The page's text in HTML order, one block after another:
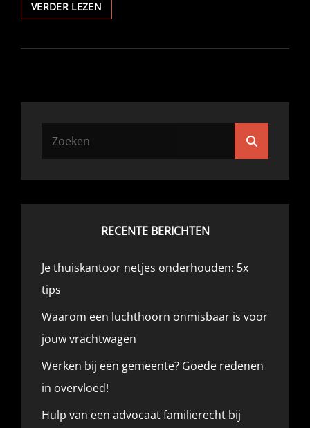
VERDER LEZEN
AANBIEDER
TECHNISCHE
RECENTE BERICHTEN
Je thuiskantoor netjes onderhouden: 5x
tips
Waarom een luchthoorn onmisbaar is voor
jouw vrachtwagen
Werken bij een gemeente? Goede redenen
in overvloed!
Hulp van een advocaat familierecht bij